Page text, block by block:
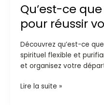
Qu’est-ce
pour réussir
Découvrez qu’est-ce
spirituel flexible et
et organisez votre
que
omra
Guide
pour
réussir
votre
Lire la suite »